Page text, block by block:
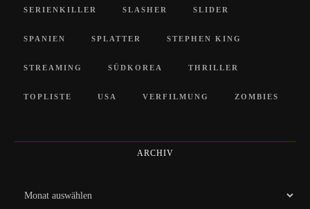
SERIENKILLER SLASHER SLIDER
SPANIEN SPLATTER STEPHEN KING
STREAMING SÜDKOREA THRILLER
TOPLISTE USA VERFILMUNG ZOMBIES
ARCHIV
Archiv